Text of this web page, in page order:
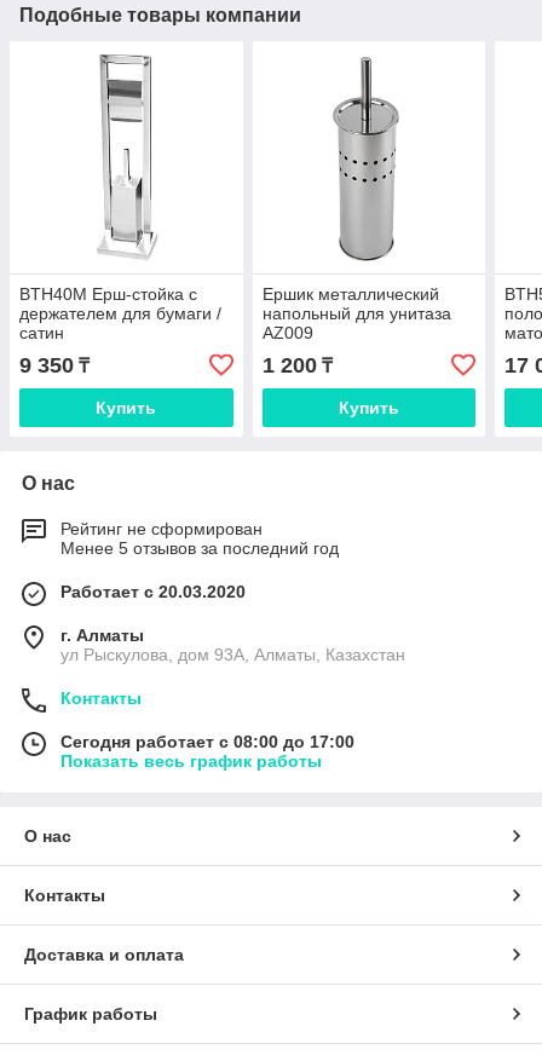
Подобные товары компании
BTH40M Ерш-стойка с
держателем для бумаги /
сатин
9 350 ₸
Купить
Ершик металлический
напольный для унитаза
AZ009
1 200₸
Купить
17
О нас
Рейтинг не сформирован
Менее 5 отзывов за последний год
Работает с 20.03.2020
г. Алматы
ул Рыскулова, дом 93А, Алматы, Казахстан
Контакты
Сегодня работает с 08:00 до 17:00
Показать весь график работы
О нас
Контакты
Доставка и оплата
График работы